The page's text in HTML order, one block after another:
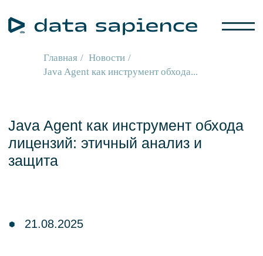
Главная / Новости /
Java Agent как инструмент обхода...
21.08.2025